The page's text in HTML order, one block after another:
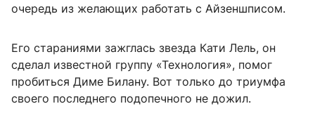
очередь из желающих работать с Айзеншписом.
Его стараниями зажглась звезда Кати Лель, он
сделал известной группу «Технология», помог
пробиться Диме Билану. Вот только до триумфа
своего последнего подопечного не дожил.